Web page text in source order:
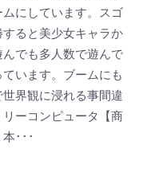
にしています。スゴ
ると美少女キャラか
でも多人数で遊んで
います。ブームにも
界観に浸れる事間違
ーコンピュータ【商
･･･